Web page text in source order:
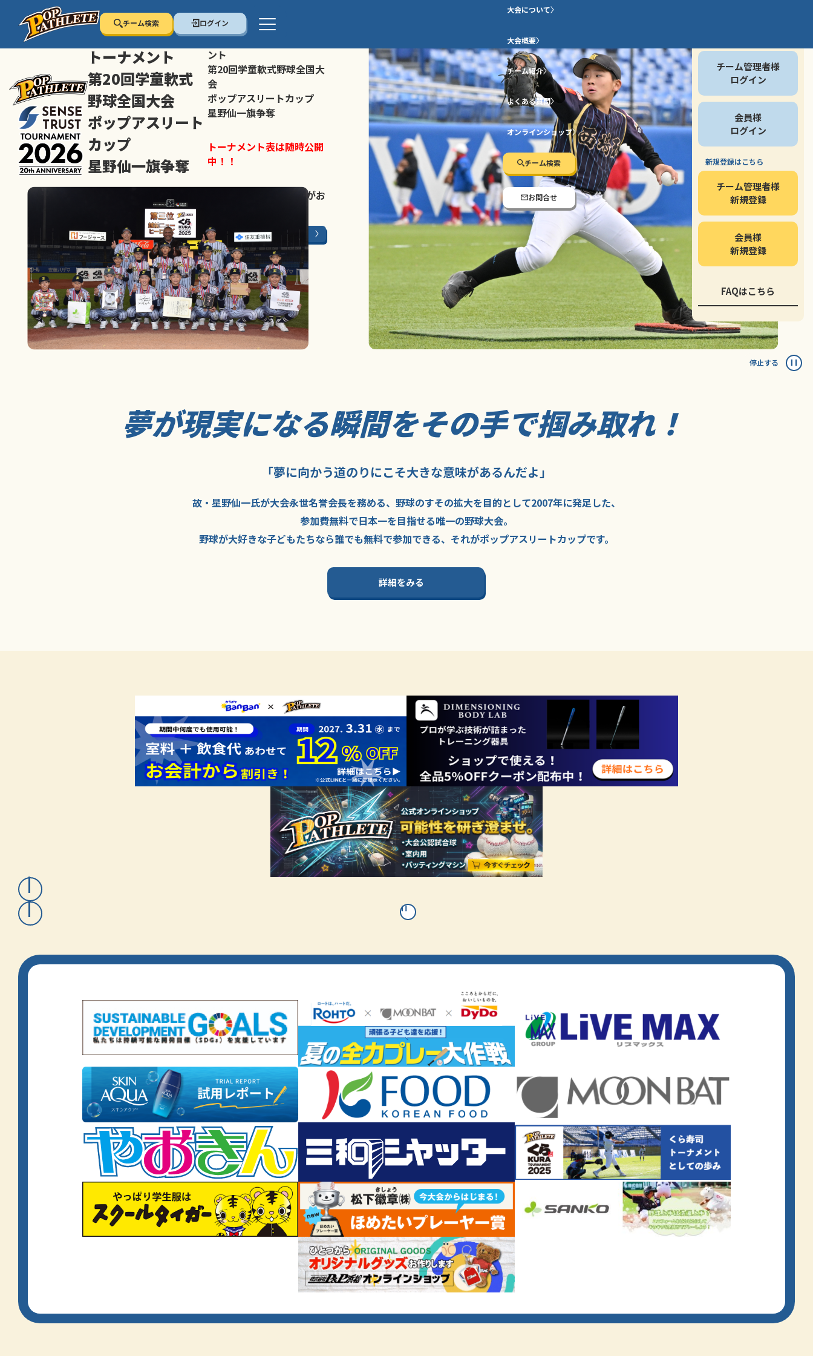
チーム検索 ログイン
大会について
大会概要
チーム紹介
よくある質問
オンラインショップ
チーム検索
お問合せ
停止する
センス・トラスト
トーナメント
第20回学童軟式
野球全国大会
ポップアスリート
カップ
星野仙一旗争奪
トーナメント表は随時公開
センス・トラストトーナメ
ント
第20回学童軟式野球全国大
会
ポップアスリートカップ
星野仙一旗争奪
トーナメント表は随時公開
中！！
がお
大会ページはこちら
チーム管理者様
ログイン
会員様
ログイン
新規登録はこちら
チーム管理者様
新規登録
会員様
新規登録
FAQはこちら
夢が現実になる瞬間をその手で掴み取れ！
「夢に向かう道のりにこそ大きな意味があるんだよ」
故・星野仙一氏が大会永世名誉会長を務める、野球のすその拡大を目的として2007年に発足した、
参加費無料で日本一を目指せる唯一の野球大会。
野球が大好きな子どもたちなら誰でも無料で参加できる、 それがポップアスリートカップです。
詳細をみる